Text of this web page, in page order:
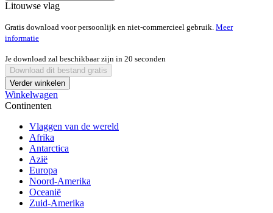
Litouwse vlag
Gratis download voor persoonlijk en niet-commercieel gebruik. Meer
informatie
Je download zal beschikbaar zijn in 20 seconden
Download dit bestand gratis
Verder winkelen
Winkelwagen
Continenten
Vlaggen van de wereld
Afrika
Antarctica
Azië
Europa
Noord-Amerika
Oceanië
Zuid-Amerika